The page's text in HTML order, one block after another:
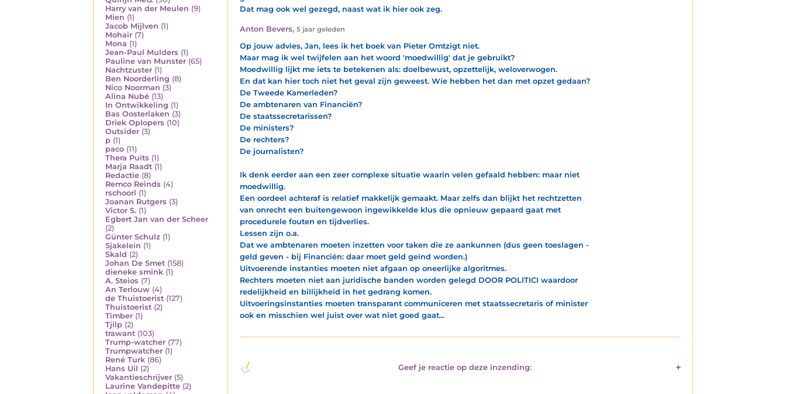
Harry van der Meulen (9)
Mien (1)
Jacob Mijlven (1)
Mohair (7)
Mona (1)
Jean-Paul Mulders (1)
Pauline van Munster (65)
Nachtzuster (1)
Ben Noorderling (8)
Nico Noorman (3)
Alina Nubé (13)
In Ontwikkeling (1)
Bas Oosterlaken (3)
Driek Oplopers (10)
Outsider (3)
p (1)
paco (11)
Thera Puits (1)
Marja Raadt (1)
Redactie (8)
Remco Reinds (4)
rschoorl (1)
Joanan Rutgers (3)
Victor S. (1)
Egbert Jan van der Scheer
(2)
Günter Schulz (1)
Sjakelein (1)
Skald (2)
Johan De Smet (158)
dieneke smink (1)
A. Steios (7)
An Terlouw (4)
de Thuistoerist (127)
Thuistoerist (2)
Timber (1)
Tjilp (2)
trawant (103)
Trump-watcher (77)
Trumpwatcher (1)
René Turk (86)
Hans Uil (2)
Vakantieschrijver (5)
Laurine Vandepitte (2)
Dat mag ook wel gezegd, naast wat ik hier ook zeg.
Anton Bevers, 5 jaar geleden
Op jouw advies, Jan, lees ik het boek van Pieter Omtzigt niet.
Maar mag ik wel twijfelen aan het woord 'moedwillig' dat je gebruikt?
Moedwillig lijkt me iets te betekenen als: doelbewust, opzettelijk, weloverwogen.
En dat kan hier toch niet het geval zijn geweest. Wíe hebben het dan met opzet gedaan?
De Tweede Kamerleden?
De ambtenaren van Financiën?
De staatssecretarissen?
De ministers?
De rechters?
De journalisten?
Ik denk eerder aan een zeer complexe situatie waarin velen gefaald hebben: maar niet
moedwillig.
Een oordeel achteraf is relatief makkelijk gemaakt. Maar zelfs dan blijkt het rechtzetten
van onrecht een buitengewoon ingewikkelde klus die opnieuw gepaard gaat met
procedurele fouten en tijdverlies.
Lessen zijn o.a.
Dat we ambtenaren moeten inzetten voor taken die ze aankunnen (dus geen toeslagen -
geld geven - bij Financiën: daar moet geld geïnd worden.)
Uitvoerende instanties moeten niet afgaan op oneerlijke algoritmes.
Rechters moeten niet aan juridische banden worden gelegd DOOR POLITICI waardoor
redelijkheid en billijkheid in het gedrang komen.
Uitvoeringsinstanties moeten transparant communiceren met staatssecretaris of minister
ook en misschien wel juist over wat niet goed gaat...
Geef je reactie op deze inzending: